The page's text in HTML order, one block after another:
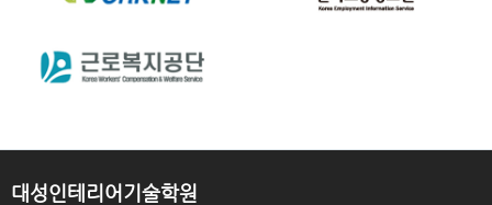
대성인테리어기술학원